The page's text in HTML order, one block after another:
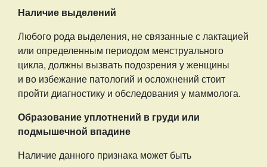
Наличие выделений
Любого рода выделения, не связанные с лактацией
или определенным периодом менструального
цикла, должны вызвать подозрения у женщины
и во избежание патологий и осложнений стоит
пройти диагностику и обследования у маммолога.
Образование уплотнений в груди или
подмышечной впадине
Наличие данного признака может быть